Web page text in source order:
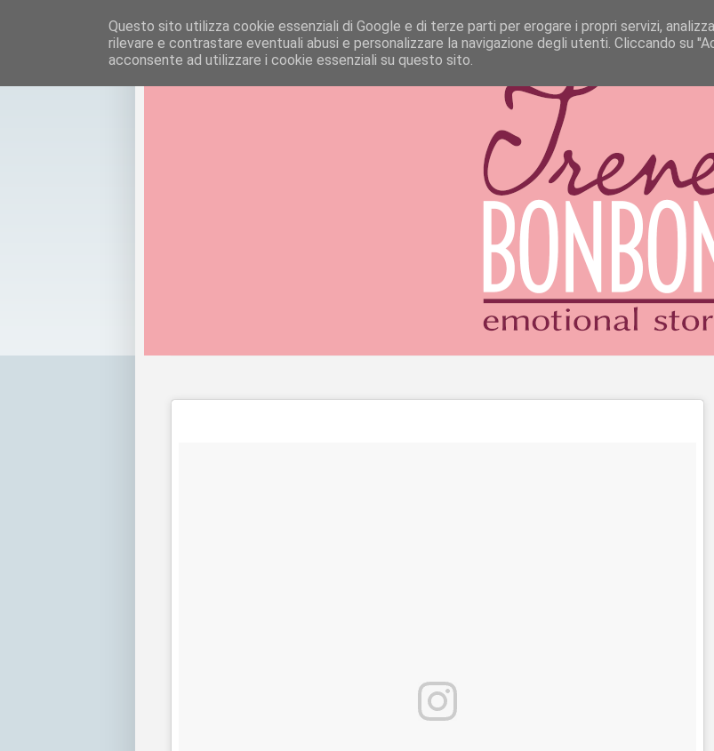
Questo sito utilizza cookie essenziali di Google e di terze parti per erogare i propri servizi,
rilevare e contrastare eventuali abusi e personalizzare la navigazione degli utenti. Cliccando su
acconsente ad utilizzare i cookie essenziali su questo sito.